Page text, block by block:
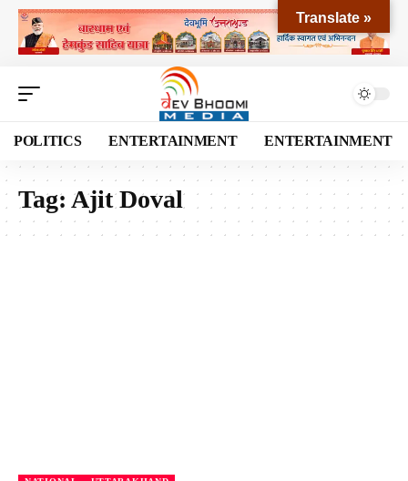
POLITICS ENTERTAINMENT ENTERTAINMENT
Tag: Ajit Doval
Translate »